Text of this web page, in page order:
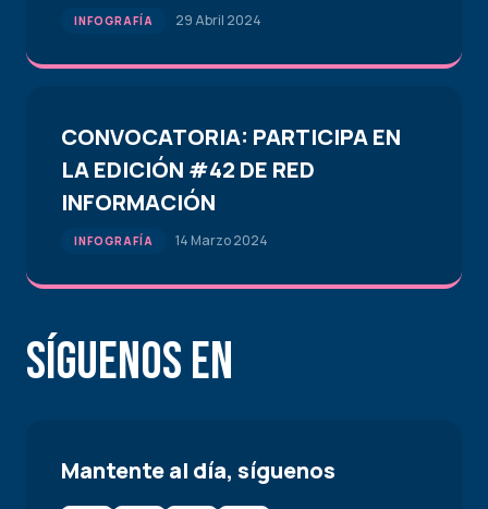
INFOGRAFÍA 29 Abril 2024
CONVOCATORIA: PARTICIPA EN
LA EDICIÓN #42 DE RED
INFORMACIÓN
INFOGRAFÍA 14 Marzo 2024
Síguenos en
Mantente al día, síguenos